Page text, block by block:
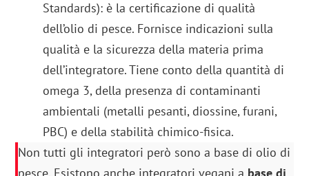
Standards): è la certificazione di qualità
dell’olio di pesce. Fornisce indicazioni sulla
qualità e la sicurezza della materia prima
dell’integratore. Tiene conto della quantità di
omega 3, della presenza di contaminanti
ambientali (metalli pesanti, diossine, furani,
PBC) e della stabilità chimico-fisica.
Non tutti gli integratori però sono a base di olio di
pesce. Esistono anche integratori vegani a base di